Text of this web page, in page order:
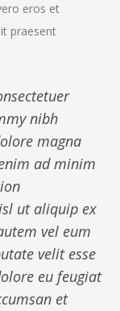
eros et
praesent
nibh
magna
ad minim
ut aliquip ex
vel eum
velit esse
eu feugiat
et